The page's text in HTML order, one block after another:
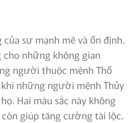
sự mạnh mẽ và ổn định.
những không gian
người thuộc mệnh Thổ
những người mệnh Thủy
Hai màu sắc này không
giúp tăng cường tài lộc.